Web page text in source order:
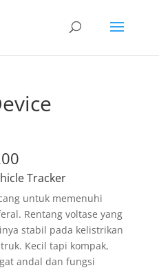
Tracker
untuk memenuhi
Rentang voltase yang
stabil pada kelistrikan
Kecil tapi kompak,
andal dan fungsi